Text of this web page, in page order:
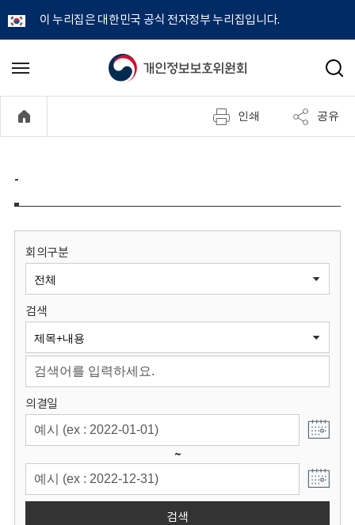
이 누리집은 대한민국 공식 전자정부 누리집입니다.
개
정
보
원
회
메
기
검
인쇄 공유
-
회의구분
검색
의결일
~
검색